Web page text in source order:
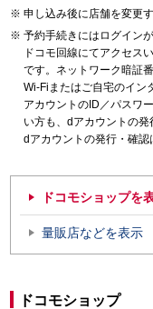
申し込み後に店舗を変更
予約手続きにはログインが
ドコモ回線にてアクセス
です。ネットワーク暗証
Wi-Fiまたはご自宅のイン
アカウントのID／パスワ
い方も、dアカウントの発
dアカウントの発行・確認
ドコモショップを
量販店などを表示
ドコモショップ